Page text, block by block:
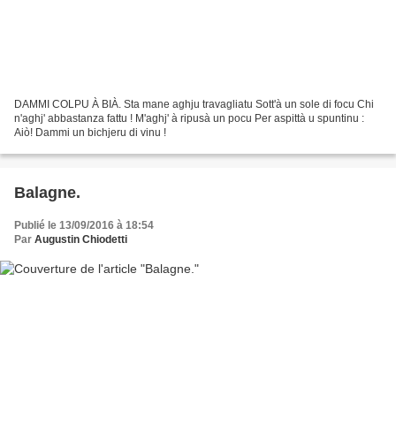
DAMMI COLPU À BIÀ. Sta mane aghju travagliatu Sott'à un sole di focu Chi
n'aghj' abbastanza fattu ! M'aghj' à ripusà un pocu Per aspittà u spuntinu :
Aiò! Dammi un bichjeru di vinu !
Balagne.
Publié le 13/09/2016 à 18:54
Par Augustin Chiodetti